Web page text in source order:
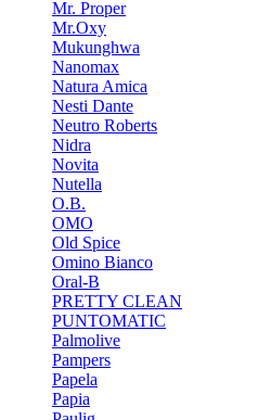
Mr. Proper
Mr.Oxy
Mukunghwa
Nanomax
Natura Amica
Nesti Dante
Neutro Roberts
Nidra
Novita
Nutella
O.B.
OMO
Old Spice
Omino Bianco
Oral-B
PRETTY CLEAN
PUNTOMATIC
Palmolive
Pampers
Papela
Papia